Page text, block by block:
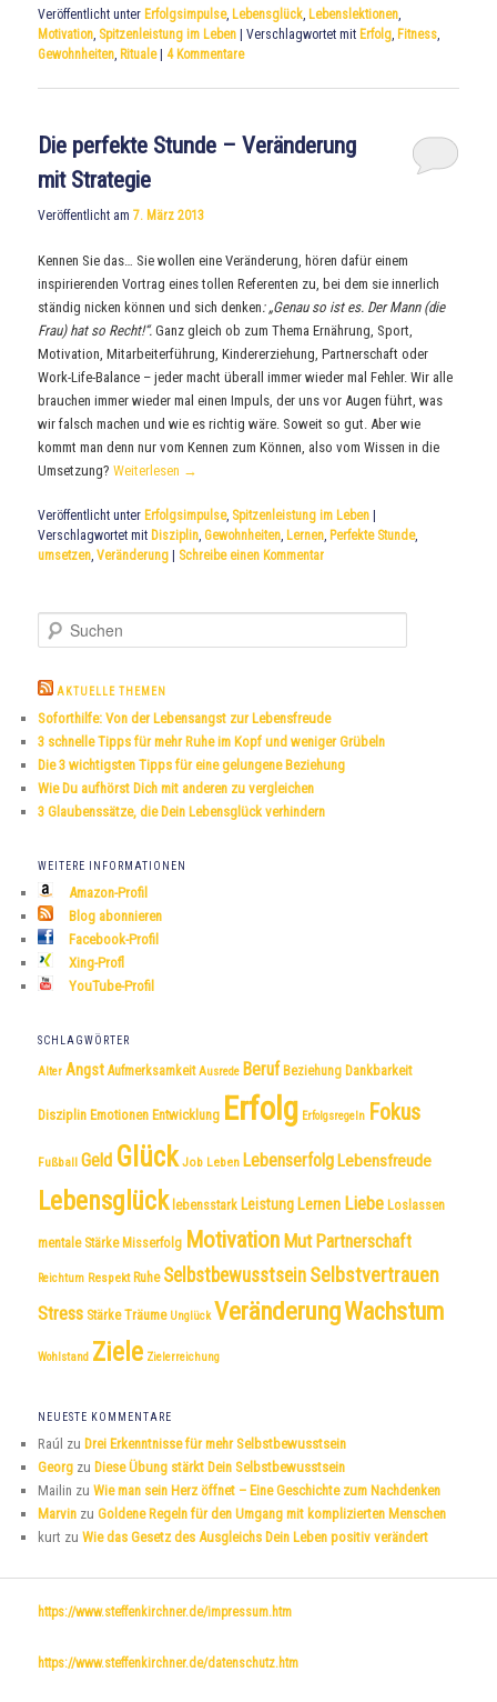
Veröffentlicht unter Erfolgsimpulse, Lebensglück, Lebenslektionen,
Motivation, Spitzenleistung im Leben |Verschlagwortet mit Erfolg, Fitness,
Gewohnheiten, Rituale |4Kommentare
Die perfekte Stunde – Veränderung
mit Strategie
Veröffentlicht am7. März 2013
Kennen Sie das… Sie wollen eine Veränderung, hören dafür einem
inspirierenden Vortrag eines tollen Referenten zu, bei dem sie innerlich
ständig nicken können und sich denken: „Genau so ist es. Der Mann (die
Frau) hat so Recht!“. Ganz gleich ob zum Thema Ernährung, Sport,
Motivation, Mitarbeiterführung, Kindererziehung, Partnerschaft oder
Work-Life-Balance – jeder macht überall immer wieder mal Fehler. Wir alle
brauchen immer wieder mal einen Impuls, der uns vor Augen führt, was
wir falsch machen und wie es richtig wäre. Soweit so gut. Aber wie
kommt man denn nur vom Kennen zum Können, also vom Wissen in die
Umsetzung?Weiterlesen →
Veröffentlicht unter Erfolgsimpulse, Spitzenleistung im Leben |
Verschlagwortet mit Disziplin,Gewohnheiten, Lernen, Perfekte Stunde,
umsetzen,Veränderung | Schreibe einen Kommentar
u
h
n
AKTUELLE THEMEN
Soforthilfe: Von der Lebensangst zur Lebensfreude
3 schnelle Tipps für mehr Ruhe im Kopf und weniger Grübeln
Die 3 wichtigsten Tipps für eine gelungene Beziehung
Wie Du aufhörst Dich mit anderen zu vergleichen
3 Glaubenssätze, die Dein Lebensglück verhindern
WEITERE INFORMATIONEN
Amazon-Profil
Blog abonnieren
Facebook-Profil
Xing-Profl
YouTube-Profil
SCHLAGWÖRTER
Alter Angst Aufmerksamkeit Ausrede Beruf Beziehung Dankbarkeit
Disziplin Emotionen Entwicklung Erfolg Erfolgsregeln Fokus
Fußball Geld Glück Job Leben Lebenserfolg Lebensfreude
Lebensglück lebensstark Leistung Lernen Liebe Loslassen
mentale Stärke Misserfolg Motivation Mut Partnerschaft
Reichtum Respekt Ruhe Selbstbewusstsein Selbstvertrauen
Stress Stärke Träume Unglück VeränderungWachstum
Wohlstand Ziele Zielerreichung
NEUESTE KOMMENTARE
Raúl zuDrei Erkenntnisse für mehr Selbstbewusstsein
Georg zuDiese Übung stärkt Dein Selbstbewusstsein
Mailin zuWie man sein Herz öffnet – Eine Geschichte zum Nachdenken
Marvin zuGoldene Regeln für den Umgang mit komplizierten Menschen
kurt zuWie das Gesetz des Ausgleichs Dein Leben positiv verändert
https://www.steffenkirchner.de/impressum.htm
https://www.steffenkirchner.de/datenschutz.htm